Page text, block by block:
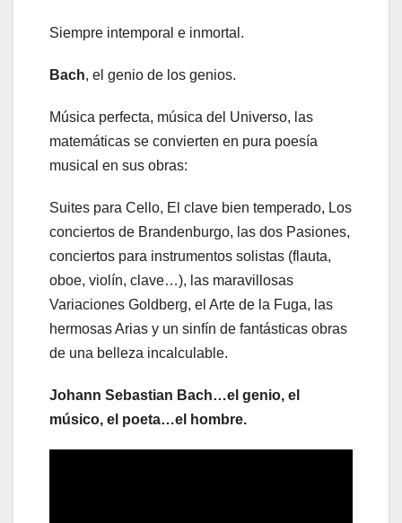
Siempre intemporal e inmortal.
Bach, el genio de los genios.
Música perfecta, música del Universo, las
matemáticas se convierten en pura poesía
musical en sus obras:
Suites para Cello, El clave bien temperado, Los
conciertos de Brandenburgo, las dos Pasiones,
conciertos para instrumentos solistas (flauta,
oboe, violín, clave…), las maravillosas
Variaciones Goldberg, el Arte de la Fuga, las
hermosas Arias y un sinfín de fantásticas obras
de una belleza incalculable.
Johann Sebastian Bach…el genio, el
músico, el poeta…el hombre.